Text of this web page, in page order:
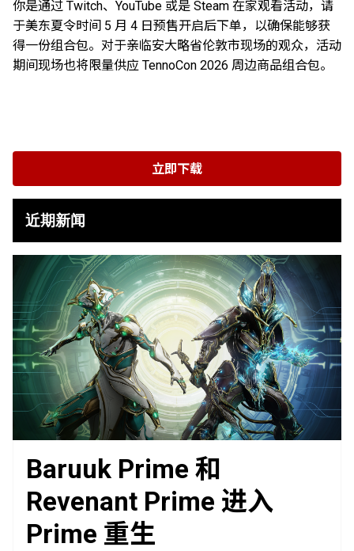
你是通过 Twitch、YouTube 或是 Steam 在家观看活动，请
于美东夏令时间 5 月 4 日预售开启后下单，以确保能够获
得一份组合包。对于亲临安大略省伦敦市现场的观众，活动
期间现场也将限量供应 TennoCon 2026 周边商品组合包。
立即下载
近期新闻
Baruuk Prime 和
Revenant Prime 进入
Prime 重生